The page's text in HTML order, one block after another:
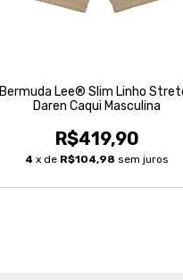
Bermuda Lee® Slim Linho
Daren Caqui Masculina
R$419,90
4 x de R$104,98 sem juros